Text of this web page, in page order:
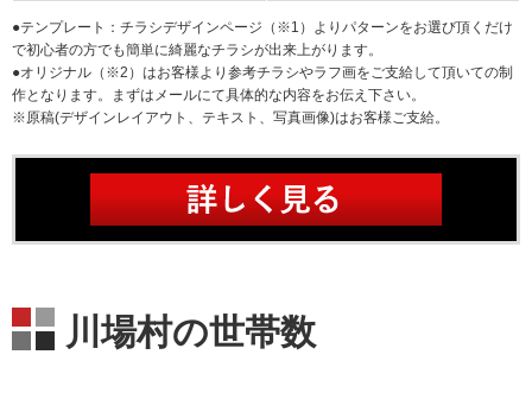
●テンプレート：チラシデザインページ（※1）よりパターンをお選び頂くだけ
で初心者の方でも簡単に綺麗なチラシが出来上がります。
●オリジナル（※2）はお客様より参考チラシやラフ画をご支給して頂いての制
作となります。まずはメールにて具体的な内容をお伝え下さい。
※原稿(デザインレイアウト、テキスト、写真画像)はお客様ご支給。
川場村の世帯数